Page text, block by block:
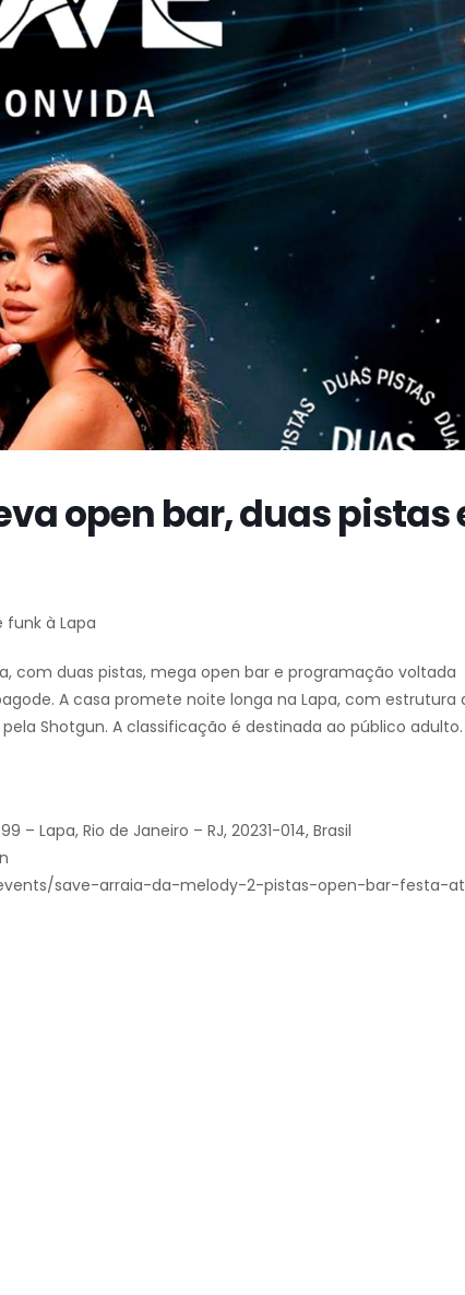
open bar, duas pistas
funk à Lapa
com duas pistas, mega open bar e programação voltada
A casa promete noite longa na Lapa, com estrutura
Shotgun. A classificação é destinada ao público adulto.
– Lapa, Rio de Janeiro – RJ, 20231-014, Brasil
save-arraia-da-melody-2-pistas-open-bar-festa-